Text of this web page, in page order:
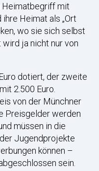
Heimatbegriff mit
Heimat als „Ort
wo sie sich selbst
ja nicht nur von
dotiert, der zweite
2.500 Euro.
von der Münchner
Preisgelder werden
müssen in die
Jugendprojekte
können –
sein.